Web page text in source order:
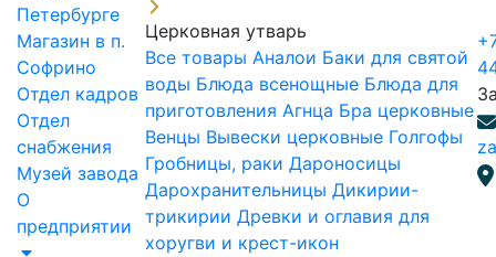
Петербурге
Магазин в п.
Софрино
Отдел кадров
Отдел
снабжения
Музей завода
О
предприятии
Церковная утварь
Все товары Аналои Баки для святой
воды Блюда всенощные Блюда для
приготовления Агнца Бра церковные
Венцы Вывески церковные Голгофы
Гробницы, раки Дароносицы
Дарохранительницы Дикирии-
трикирии Древки и оглавия для
хоругви и крест-икон